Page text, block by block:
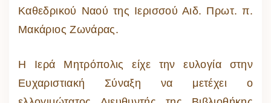
Καθεδρικού Ναού της Ιερισσού Αιδ. Πρωτ. π.
Μακάριος Ζωνάρας.
Η Ιερά Μητρόπολις είχε την ευλογία στην
Ευχαριστιακή Σύναξη να μετέχει ο